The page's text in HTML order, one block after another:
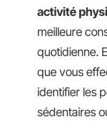
activité
meilleure
quotidienne.
que vous
identifier les
sédentaires